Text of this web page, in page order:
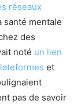
réseaux
mentale
des
noté un lien
et
pas de savoir